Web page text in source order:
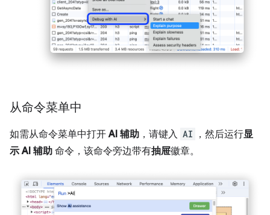
从命令菜单中
如需从命令菜单中打开AI 辅助 ，请键入 AI ，然后运行显
示 AI 辅助 命令，该命令旁边带有抽屉徽章。